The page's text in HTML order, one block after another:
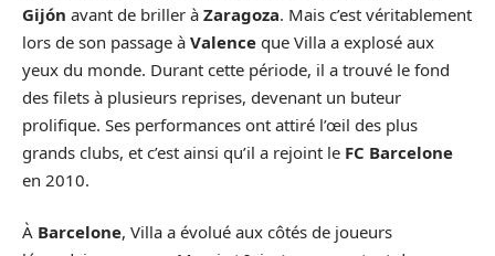
Gijón avant de briller à Zaragoza. Mais c’est véritablement
lors de son passage à Valence que Villa a explosé aux
yeux du monde. Durant cette période, il a trouvé le fond
des filets à plusieurs reprises, devenant un buteur
prolifique. Ses performances ont attiré l’œil des plus
grands clubs, et c’est ainsi qu’il a rejoint le FC Barcelone
en 2010.
À Barcelone, Villa a évolué aux côtés de joueurs